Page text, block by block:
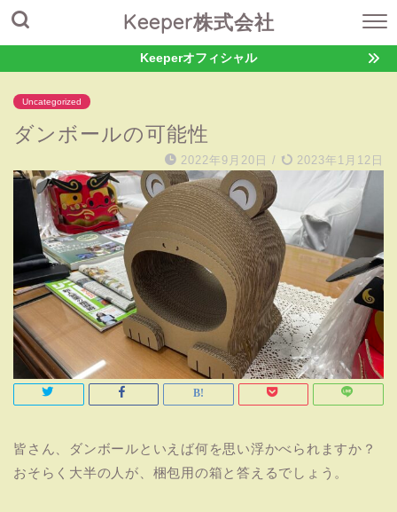
Keeper株式会社
Keeperオフィシャル
Uncategorized
ダンボールの可能性
2022年9月20日 / 2023年1月12日
皆さん、ダンボールといえば何を思い浮かべられますか？
おそらく大半の人が、梱包用の箱と答えるでしょう。